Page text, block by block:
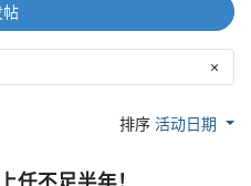
×
排序活动日期
任不足半年！